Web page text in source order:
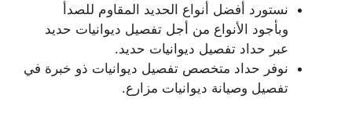
نستورد أفضل أنواع الحديد المقاوم للصدأ
وبأجود الأنواع من أجل تفصيل ديوانيات حديد
عبر حداد تفصيل ديوانيات حديد.
نوفر حداد متخصص تفصيل ديوانيات ذو خبرة في
تفصيل وصيانة ديوانيات مزارع.